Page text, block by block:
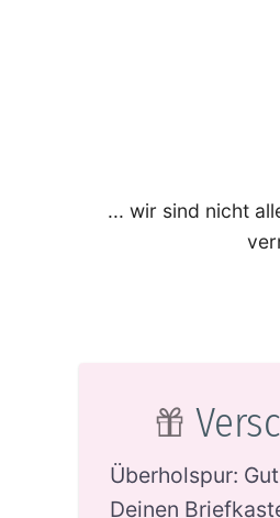
... wir sind nicht
Überholspur:
Deinen